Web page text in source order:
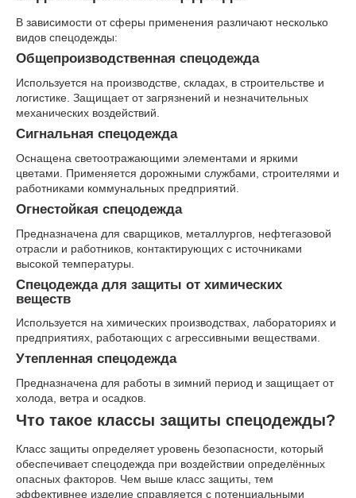
В зависимости от сферы применения различают несколько
видов спецодежды:
Общепроизводственная спецодежда
Используется на производстве, складах, в строительстве и
логистике. Защищает от загрязнений и незначительных
механических воздействий.
Сигнальная спецодежда
Оснащена светоотражающими элементами и яркими
цветами. Применяется дорожными службами, строителями и
работниками коммунальных предприятий.
Огнестойкая спецодежда
Предназначена для сварщиков, металлургов, нефтегазовой
отрасли и работников, контактирующих с источниками
высокой температуры.
Спецодежда для защиты от химических
веществ
Используется на химических производствах, лабораториях и
предприятиях, работающих с агрессивными веществами.
Утепленная спецодежда
Предназначена для работы в зимний период и защищает от
холода, ветра и осадков.
Что такое классы защиты спецодежды?
Класс защиты определяет уровень безопасности, который
обеспечивает спецодежда при воздействии определённых
опасных факторов. Чем выше класс защиты, тем
эффективнее изделие справляется с потенциальными